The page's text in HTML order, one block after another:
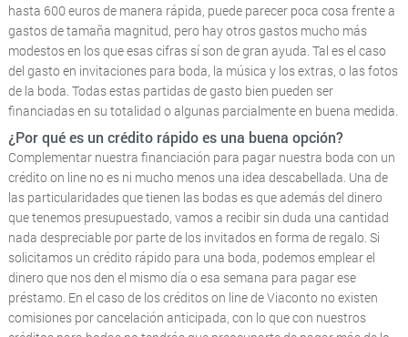
hasta 600 euros de manera rápida, puede parecer poca cosa frente a
gastos de tamaña magnitud, pero hay otros gastos mucho más
modestos en los que esas cifras sí son de gran ayuda. Tal es el caso
del gasto en invitaciones para boda, la música y los extras, o las fotos
de la boda. Todas estas partidas de gasto bien pueden ser
financiadas en su totalidad o algunas parcialmente en buena medida.
¿Por qué es un crédito rápido es una buena opción?
Complementar nuestra financiación para pagar nuestra boda con un
crédito on line no es ni mucho menos una idea descabellada. Una de
las particularidades que tienen las bodas es que además del dinero
que tenemos presupuestado, vamos a recibir sin duda una cantidad
nada despreciable por parte de los invitados en forma de regalo. Si
solicitamos un crédito rápido para una boda, podemos emplear el
dinero que nos den el mismo día o esa semana para pagar ese
préstamo. En el caso de los créditos on line de Viaconto no existen
comisiones por cancelación anticipada, con lo que con nuestros